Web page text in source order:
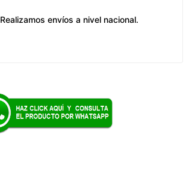
Realizamos envíos a nivel nacional.